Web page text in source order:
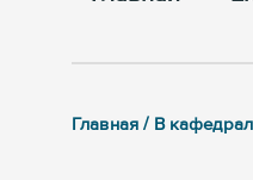
Главная / В